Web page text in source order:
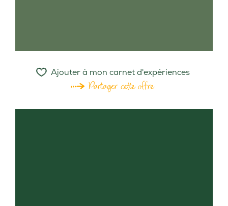
Ajouter à mon carnet d'expériences
Partager cette offre